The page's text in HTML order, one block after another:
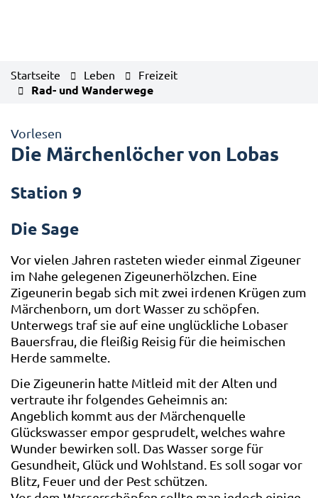
Startseite Leben Freizeit
Rad- und Wanderwege
Vorlesen
Die Märchenlöcher von Lobas
Station 9
Die Sage
Vor vielen Jahren rasteten wieder einmal Zigeuner
im Nahe gelegenen Zigeunerhölzchen. Eine
Zigeunerin begab sich mit zwei irdenen Krügen zum
Märchenborn, um dort Wasser zu schöpfen.
Unterwegs traf sie auf eine unglückliche Lobaser
Bauersfrau, die fleißig Reisig für die heimischen
Herde sammelte.
Die Zigeunerin hatte Mitleid mit der Alten und
vertraute ihr folgendes Geheimnis an:
Angeblich kommt aus der Märchenquelle
Glückswasser empor gesprudelt, welches wahre
Wunder bewirken soll. Das Wasser sorge für
Gesundheit, Glück und Wohlstand. Es soll sogar vor
Blitz, Feuer und der Pest schützen.